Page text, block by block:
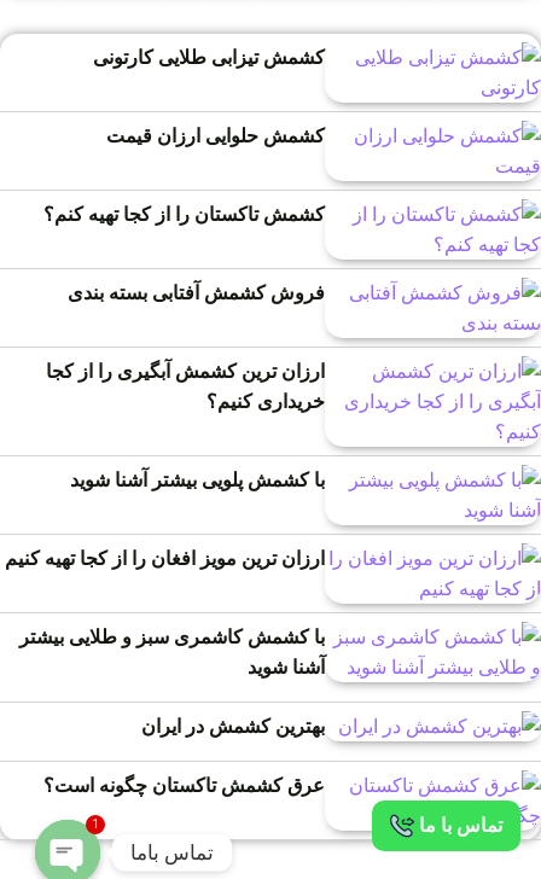
کشمش تیزابی طلایی کارتونی
کشمش حلوایی ارزان قیمت
کشمش تاکستان را از کجا تهیه کنم؟
فروش کشمش آفتابی بسته بندی
ارزان ترین کشمش آبگیری را از کجا
خریداری کنیم؟
با کشمش پلویی بیشتر آشنا شوید
ارزان ترین مویز افغان را از کجا تهیه کنیم
با کشمش کاشمری سبز و طلایی بیشتر
آشنا شوید
بهترین کشمش در ایران
عرق کشمش تاکستان چگونه است؟
تماس با ما
تماس باما
1